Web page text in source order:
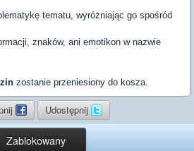
tematu, wyróżniając go spośród
znaków, ani emotikon w nazwie
zostanie przeniesiony do kosza.
Udostępnij
Zablokowany